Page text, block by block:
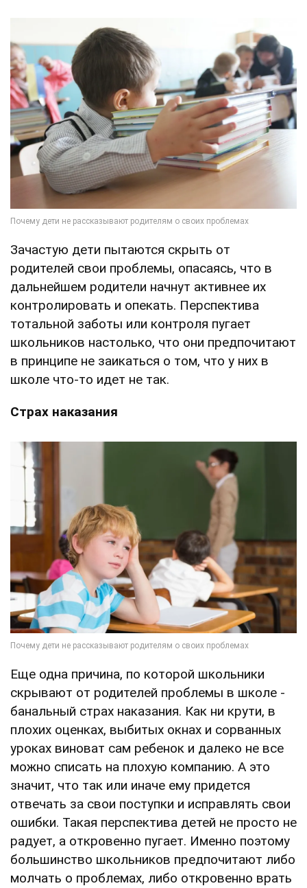
Зачастую дети пытаются скрыть от
родителей свои проблемы, опасаясь, что в
дальнейшем родители начнут активнее их
контролировать и опекать. Перспектива
тотальной заботы или контроля пугает
школьников настолько, что они предпочитают
в принципе не заикаться о том, что у них в
школе что-то идет не так.
Страх наказания
Еще одна причина, по которой школьники
скрывают от родителей проблемы в школе -
банальный страх наказания. Как ни крути, в
плохих оценках, выбитых окнах и сорванных
уроках виноват сам ребенок и далеко не все
можно списать на плохую компанию. А это
значит, что так или иначе ему придется
отвечать за свои поступки и исправлять свои
ошибки. Такая перспектива детей не просто не
радует, а откровенно пугает. Именно поэтому
большинство школьников предпочитают либо
молчать о проблемах, либо откровенно врать